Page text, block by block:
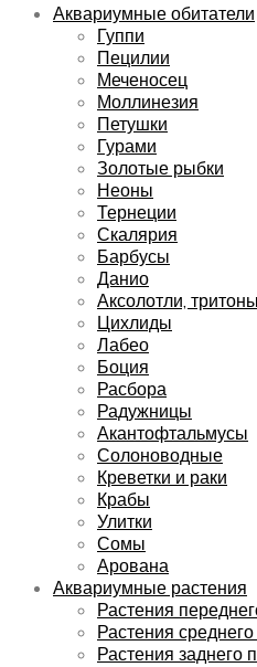
Аквариумные обитатели
Гуппи
Пецилии
Меченосец
Моллинезия
Петушки
Гурами
Золотые рыбки
Неоны
Тернеции
Скалярия
Барбусы
Данио
Аксолотли,
Цихлиды
Лабео
Боция
Расбора
Радужницы
Акантофтальмусы
Солоноводные
Креветки и раки
Крабы
Улитки
Сомы
Арована
Аквариумные растения
Растения
Растения
Растения заднего